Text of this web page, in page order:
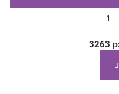
1
3263